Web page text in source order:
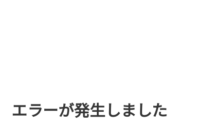
エラーが発生しました